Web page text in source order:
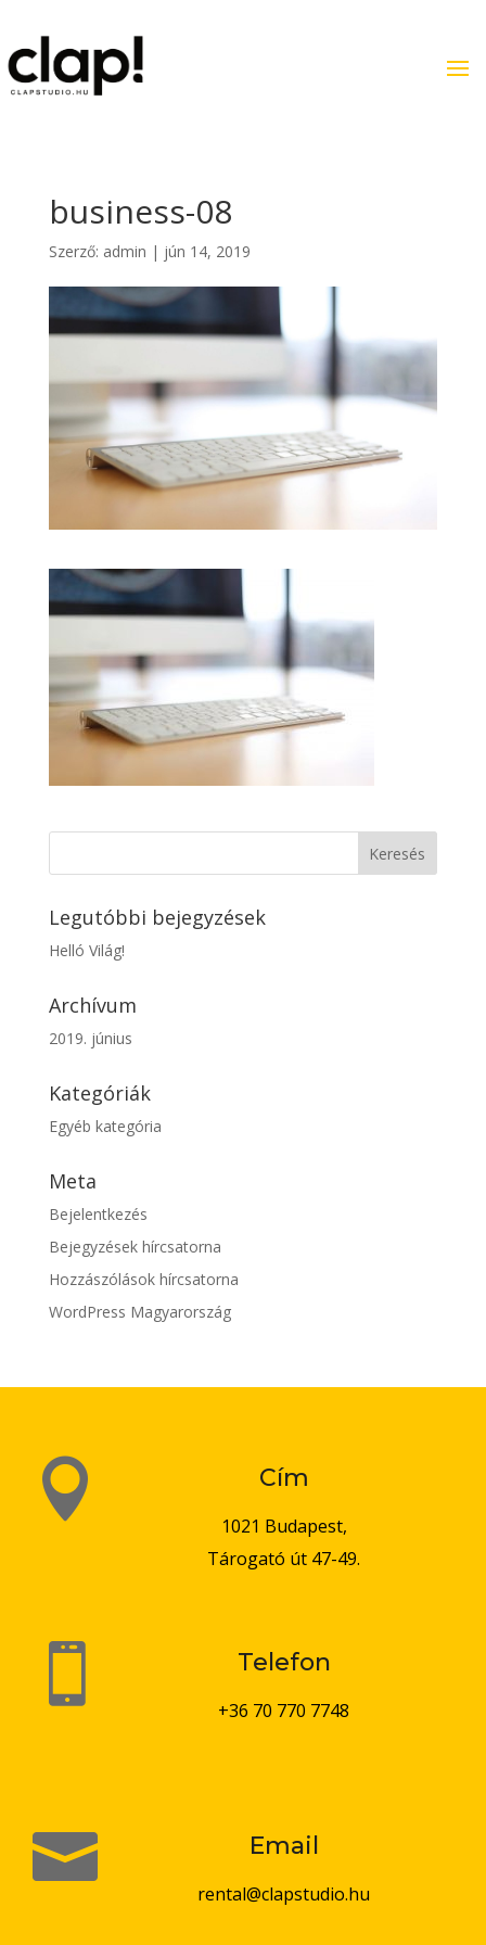
business-08
Szerző: admin | jún 14, 2019
Legutóbbi bejegyzések
Helló Világ!
Archívum
2019. június
Kategóriák
Egyéb kategória
Meta
Bejelentkezés
Bejegyzések hírcsatorna
Hozzászólások hírcsatorna
WordPress Magyarország
 Cím
1021 Budapest,
Tárogató út 47-49.
 Telefon
+36 70 770 7748
 Email
rental@clapstudio.hu